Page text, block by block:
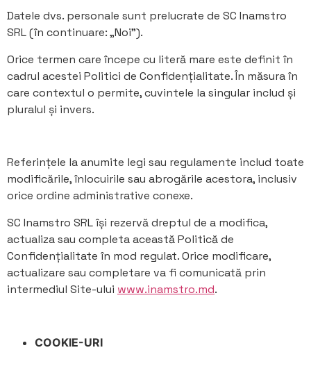
Datele dvs. personale sunt prelucrate de SC Inamstro
SRL (în continuare: „Noi”).
Orice termen care începe cu literă mare este definit în
cadrul acestei Politici de Confidențialitate. În măsura în
care contextul o permite, cuvintele la singular includ și
pluralul și invers.
Referințele la anumite legi sau regulamente includ toate
modificările, înlocuirile sau abrogările acestora, inclusiv
orice ordine administrative conexe.
SC Inamstro SRL își rezervă dreptul de a modifica,
actualiza sau completa această Politică de
Confidențialitate în mod regulat. Orice modificare,
actualizare sau completare va fi comunicată prin
intermediul Site-ului www.inamstro.md.
COOKIE-URI